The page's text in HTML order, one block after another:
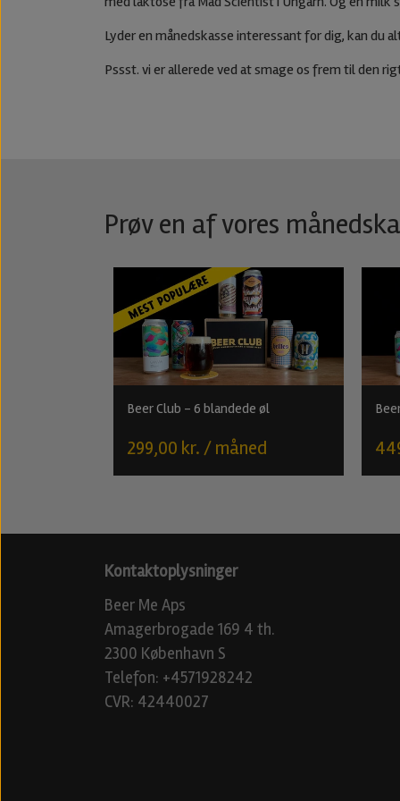
Lyder en månedskasse interessant for dig, kan du
Pssst. vi er allerede ved at smage os frem til den
Prøv en af vores
Beer Club - 6 blandede øl
299,00 kr. / måned
Kontaktoplysninger
Beer Me Aps
Amagerbrogade 169 4 th.
2300 København S
Telefon: +4571928242
CVR: 42440027